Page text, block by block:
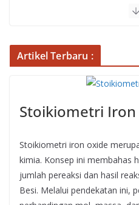
Artikel Terbaru :
Stoikiometri Iron
Stoikiometri iron oxide
kimia. Konsep ini membahas
jumlah pereaksi dan hasil
Besi. Melalui pendekatan ini,